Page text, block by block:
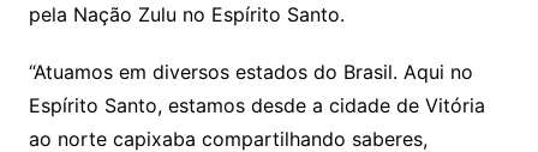
pela Nação Zulu no Espírito Santo.
“Atuamos em diversos estados do Brasil. Aqui no
Espírito Santo, estamos desde a cidade de Vitória
ao norte capixaba compartilhando saberes,